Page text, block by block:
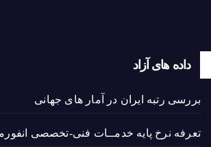
داده های آزاد
بررسی رتبه ایران در آمار های جهانی
تعرفه نرخ پایه خدمــات فنی-تخصصی